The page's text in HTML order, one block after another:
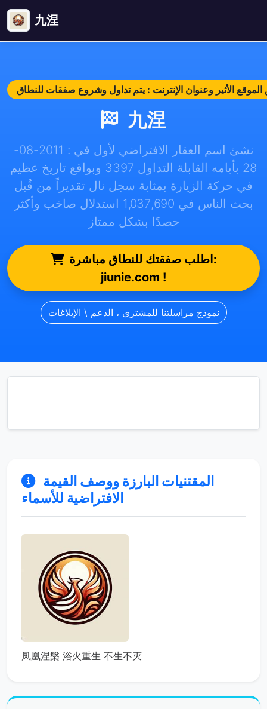
九涅
九涅
نشئ اسم العقار الافتراضي لأول في : 2011-08-
28 بأيامه القابلة التداول 3397 وبواقع تاريخ عظيم
في حركة الزيارة بمثابة سجل نال تقديراً من قُبل
بحث الناس في 1,037,690 استدلال صاخب وأكثر
حصدًا بشكل ممتاز
اطلب صفقتك للنطاق مباشرة:
jiunie.com !
نموذج مراسلتنا للمشتري ، الدعم \ الإبلاغات
الافتراضية للأسماء
凤凰涅槃 浴火重生 不生不灭